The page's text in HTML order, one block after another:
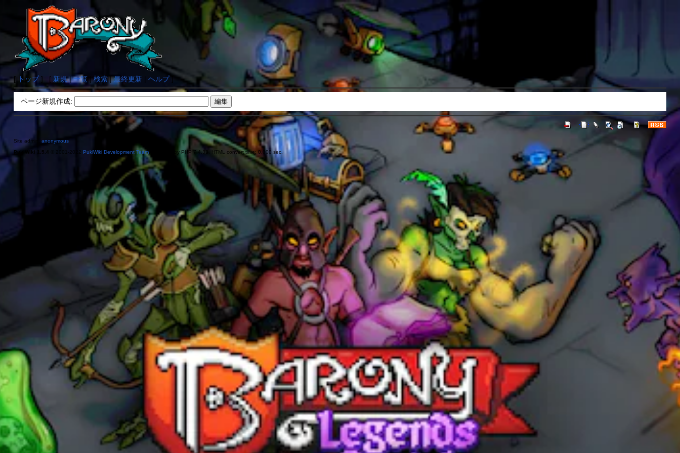
[ トップ] [ 新規|一覧|検索|最終更新| ヘルプ]
ページ新規作成:
Site admin: anonymous
PukiWiki 1.5.4 © 2001-2022 PukiWiki Development Team. Powered by PHP 7.4.33. HTML convert time: 0.000 sec.